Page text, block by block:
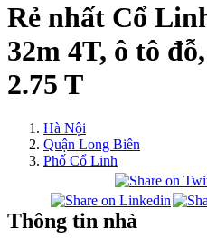
Rẻ nhất Cổ
32m 4T, ô tô
2.75 T
Hà Nội
Quận Long Biên
Phố Cổ Linh
Thông tin nhà